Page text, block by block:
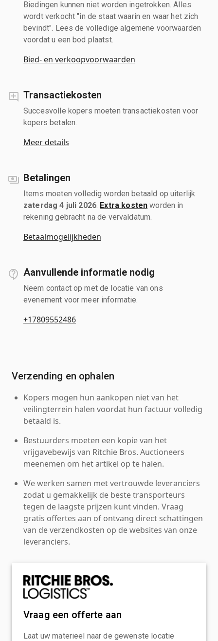
Biedingen kunnen niet worden ingetrokken. Alles
wordt verkocht "in de staat waarin en waar het zich
bevindt". Lees de volledige algemene voorwaarden
voordat u een bod plaatst.
Bied- en verkoopvoorwaarden
Transactiekosten
Succesvolle kopers moeten transactiekosten voor
kopers betalen.
Meer details
Betalingen
Items moeten volledig worden betaald op uiterlijk
zaterdag 4 juli 2026 Extra kosten worden in
rekening gebracht na de vervaldatum.
Betaalmogelijkheden
Aanvullende informatie nodig
Neem contact op met de locatie van ons
evenement voor meer informatie.
+17809552486
Verzending en ophalen
Kopers mogen hun aankopen niet van het
veilingterrein halen voordat hun factuur volledig
betaald is.
Bestuurders moeten een kopie van het
vrijgavebewijs van Ritchie Bros. Auctioneers
meenemen om het artikel op te halen.
We werken samen met vertrouwde leveranciers
zodat u gemakkelijk de beste transporteurs
tegen de laagste prijzen kunt vinden. Vraag
gratis offertes aan of ontvang direct schattingen
van de verzendkosten op de websites van onze
leveranciers.
Vraag een offerte aan
Laat uw materieel naar de gewenste locatie